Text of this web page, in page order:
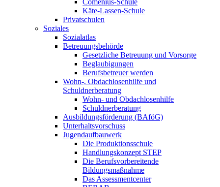
Comenius-Schule
Käte-Lassen-Schule
Privatschulen
Soziales
Sozialatlas
Betreuungsbehörde
Gesetzliche Betreuung und Vorsorge
Beglaubigungen
Berufsbetreuer werden
Wohn-, Obdachlosenhilfe und
Schuldnerberatung
Wohn- und Obdachlosenhilfe
Schuldnerberatung
Ausbildungsförderung (BAföG)
Unterhaltsvorschuss
Jugendaufbauwerk
Die Produktionsschule
Handlungskonzept STEP
Die Berufsvorbereitende
Bildungsmaßnahme
Das Assessmentcenter